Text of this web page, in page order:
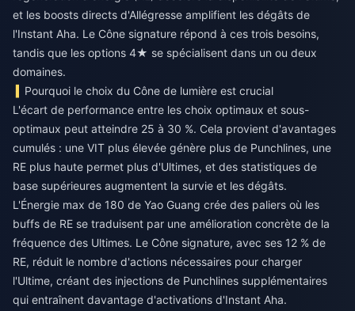
et les boosts directs d'Allégresse amplifient les dégâts de
l'Instant Aha. Le Cône signature répond à ces trois besoins,
tandis que les options 4★ se spécialisent dans un ou deux
domaines.
Pourquoi le choix du Cône de lumière est crucial
L'écart de performance entre les choix optimaux et sous-
optimaux peut atteindre 25 à 30 %. Cela provient d'avantages
cumulés : une VIT plus élevée génère plus de Punchlines, une
RE plus haute permet plus d'Ultimes, et des statistiques de
base supérieures augmentent la survie et les dégâts.
L'Énergie max de 180 de Yao Guang crée des paliers où les
buffs de RE se traduisent par une amélioration concrète de la
fréquence des Ultimes. Le Cône signature, avec ses 12 % de
RE, réduit le nombre d'actions nécessaires pour charger
l'Ultime, créant des injections de Punchlines supplémentaires
qui entraînent davantage d'activations d'Instant Aha.